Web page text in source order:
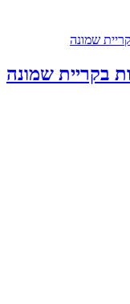
בקריית שמונה